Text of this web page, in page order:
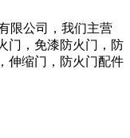
限公司，我们主营
门，免漆防火门，防
伸缩门，防火门配件